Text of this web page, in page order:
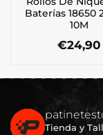
Baterías 18650
10M
€24,90
Tienda y